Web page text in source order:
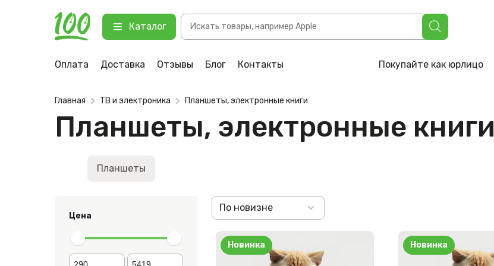
Каталог
Поиск
товаров
Оплата Доставка Отзывы Блог Контакты Покупайте как юрлицо
Главная ТВ и электроника Планшеты, электронные книги
Планшеты, электронные книги
Планшеты
Цена
По новизне
Новинка Новинка